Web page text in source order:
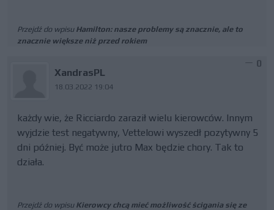
Przejdź do wpisu Hamilton: nasze problemy są znacznie, ale to
znacznie większe niż przed rokiem
XandrasPL
18.03.2022 19:04
0
każdy wie, że Ricciardo zaraził wielu kierowców. Innym
wyjdzie test negatywny, Vettelowi wyszedł pozytywny 5
dni później. Być może jutro Max będzie chory. Tak to
działa.
Przejdź do wpisu Kierowcy chcą mieć możliwość ścigania się ze